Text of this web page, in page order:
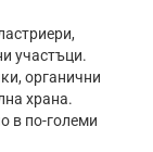
участъци.
органични
храна.
в по-големи